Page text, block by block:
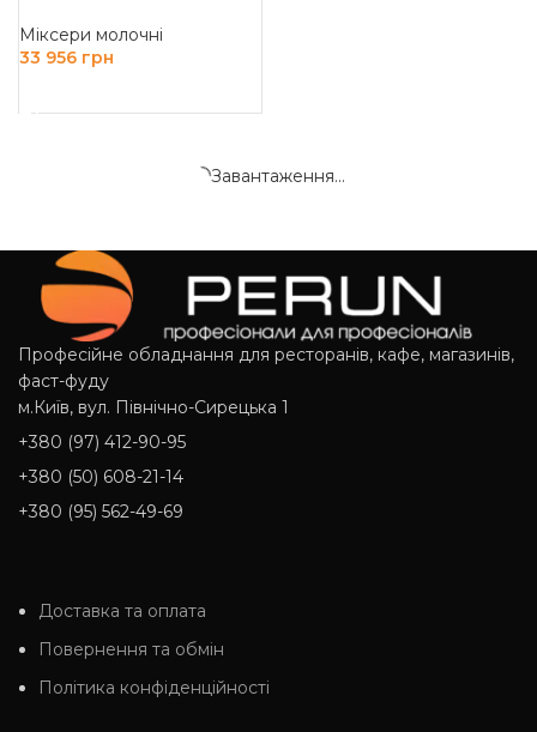
Міксери молочні
33 956 грн
Завантаження...
Професійне обладнання для ресторанів, кафе, магазинів,
фаст-фуду
м.Київ, вул. Північно-Сирецька 1
+380 (97) 412-90-95
+380 (50) 608-21-14
+380 (95) 562-49-69
Доставка та оплата
Повернення та обмін
Політика конфіденційності